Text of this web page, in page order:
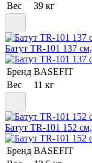
Вес
39 кг
Батут TR-101 137
Бренд BASEFIT
Вес
11 кг
Батут TR-101 152
Бренд BASEFIT